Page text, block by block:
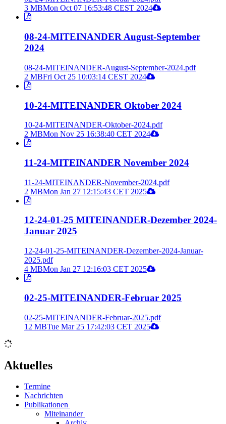
3 MBMon Oct 07 16:53:48 CEST 2024
08-24-MITEINANDER August-September
2024
08-24-MITEINANDER-August-September-2024.pdf
2 MBFri Oct 25 10:03:14 CEST 2024
10-24-MITEINANDER Oktober 2024
10-24-MITEINANDER-Oktober-2024.pdf
2 MBMon Nov 25 16:38:40 CET 2024
11-24-MITEINANDER November 2024
11-24-MITEINANDER-November-2024.pdf
2 MBMon Jan 27 12:15:43 CET 2025
12-24-01-25 MITEINANDER-Dezember 2024-
Januar 2025
12-24-01-25-MITEINANDER-Dezember-2024-Januar-
2025.pdf
4 MBMon Jan 27 12:16:03 CET 2025
02-25-MITEINANDER-Februar 2025
02-25-MITEINANDER-Februar-2025.pdf
12 MBTue Mar 25 17:42:03 CET 2025
Aktuelles
Termine
Nachrichten
Publikationen
Miteinander